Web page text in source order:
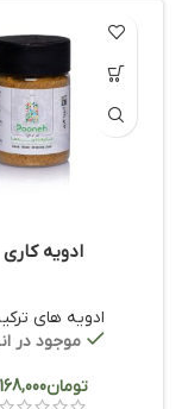
ادویه کاری
ادویه های
موجود در
تومان